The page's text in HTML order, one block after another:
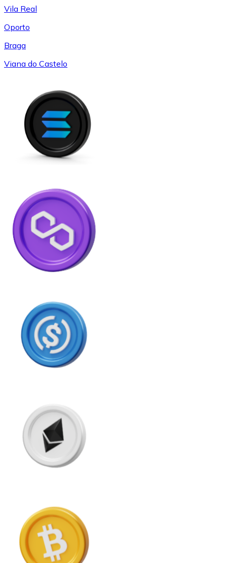
Vila Real
Oporto
Braga
Viana do Castelo